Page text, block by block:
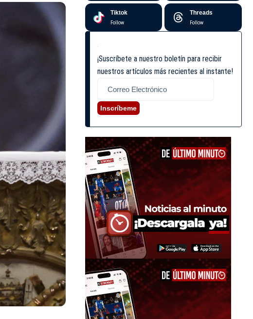
Tiktok
Follow
Threads
Follow
¡Suscríbete a nuestro boletín para recibir
nuestros artículos más recientes al instante!
Inscríbeme